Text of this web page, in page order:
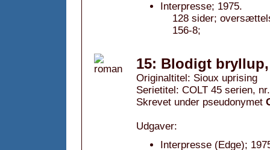
Interpresse; 1975.
128 sider;
156-8;
15: Blodigt bryllup,
Originaltitel: Sioux uprising
Serietitel: COLT 45 serien,
Skrevet under pseudonymet
Udgaver:
Interpresse (Edge);